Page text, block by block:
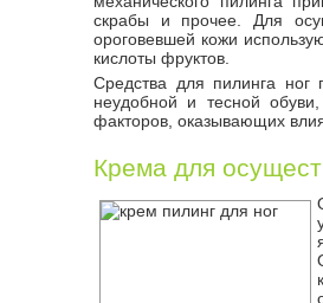
скрабы и прочее. Для
ороговевшей кожи
кислоты фруктов.
Средства для пилинга ног
неудобной и тесной
факторов, оказывающих
Крема для